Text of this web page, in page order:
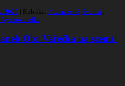
2025 | Rubrika: Nezařazené úvodní
Vychovatelka
Obr Vařečka na scénu!